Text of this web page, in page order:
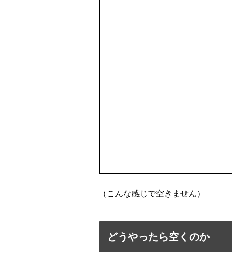
（こんな感じで空きません）
どうやったら空くのか